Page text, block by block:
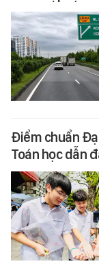
Điểm chuẩn
Toán học dẫn